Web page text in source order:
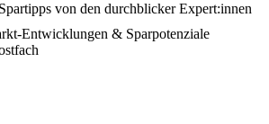
von den durchblicker Expert:innen
Entwicklungen & Sparpotenziale